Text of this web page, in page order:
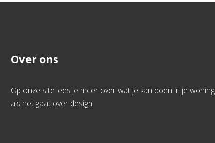
Over ons
Op onze site lees je meer over wat je kan doen in je woning
als het gaat over design.